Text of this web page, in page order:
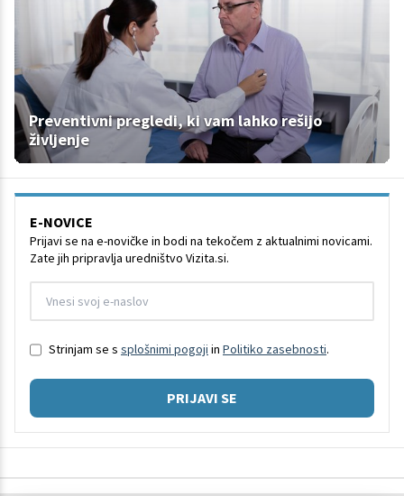
Preventivni pregledi, ki vam lahko rešijo
življenje
E-NOVICE
Prijavi se na e-novičke in bodi na tekočem z aktualnimi novicami.
Zate jih pripravlja uredništvo Vizita.si.
Strinjam se s splošnimi pogoji in Politiko zasebnosti.
PRIJAVI SE